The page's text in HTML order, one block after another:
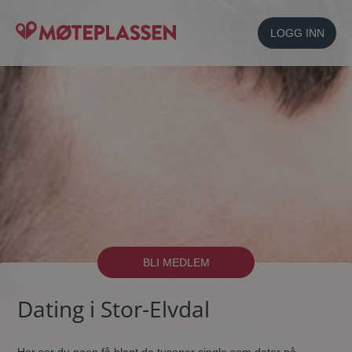
LOGG INN
BLI MEDLEM
Dating i Stor-Elvdal